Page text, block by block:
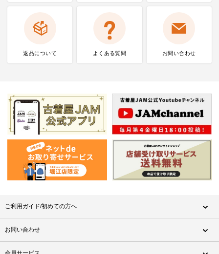
返品について よくある質問 お問い合わせ
ご利用ガイド/初めての方へ
お問い合わせ